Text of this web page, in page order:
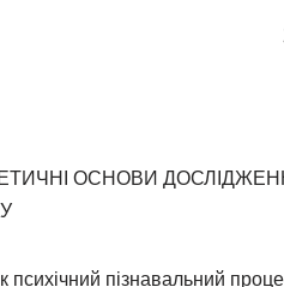
ОСНОВИ
психічний пізнавальний